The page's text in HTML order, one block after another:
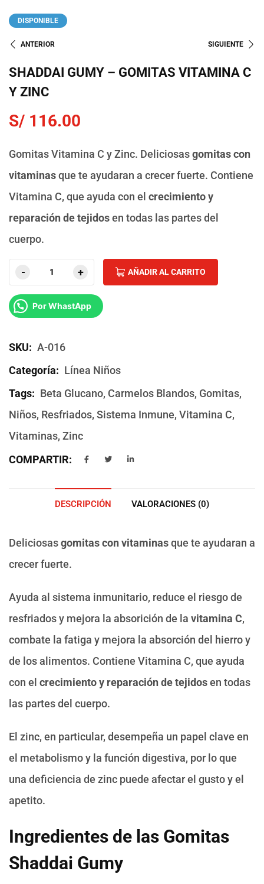
DISPONIBLE
ANTERIOR SIGUIENTE
SHADDAI GUMY – GOMITAS VITAMINA C
Y ZINC
S/ 116.00
Gomitas Vitamina C y Zinc. Deliciosasgomitas con
vitaminasque te ayudaran a crecer fuerte. Contiene
Vitamina C, que ayuda con el crecimiento y
reparación de tejidosen todas las partes del
cuerpo.
AÑADIR AL CARRITO
Por WhastApp
SKU: A-016
Categoría: Línea Niños
Tags: Beta Glucano, Carmelos Blandos, Gomitas,
Niños, Resfriados, Sistema Inmune, Vitamina C,
Vitaminas, Zinc
COMPARTIR:
DESCRIPCIÓN VALORACIONES (0)
Deliciosasgomitas con vitaminasque te ayudaran a
crecer fuerte.
Ayuda al sistema inmunitario, reduce el riesgo de
resfriados y mejora la absorición de la vitamina C,
combate la fatiga y mejora la absorción del hierro y
de los alimentos. Contiene Vitamina C, que ayuda
con el crecimiento y reparación de tejidosen todas
las partes del cuerpo.
El zinc, en particular, desempeña un papel clave en
el metabolismo y la función digestiva, por lo que
una deficiencia de zinc puede afectar el gusto y el
apetito.
Ingredientes de las Gomitas
Shaddai Gumy